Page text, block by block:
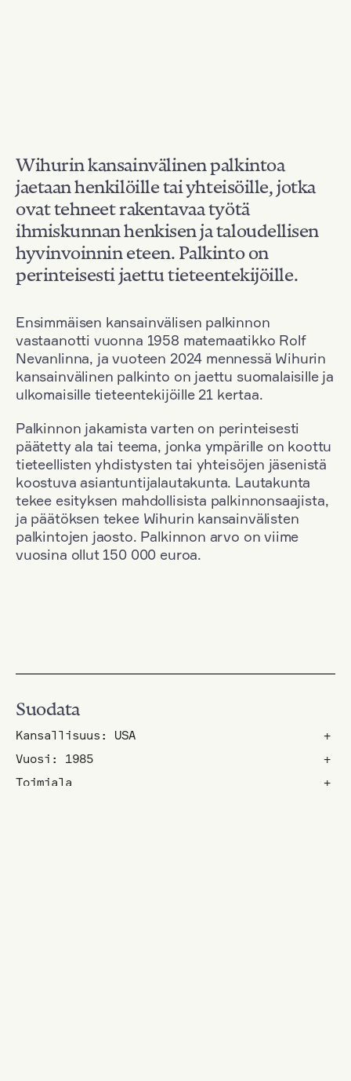
Wihurin kansainvälinen palkintoa
jaetaan henkilöille tai yhteisöille, jotka
ovat tehneet rakentavaa työtä
ihmiskunnan henkisen ja taloudellisen
hyvinvoinnin eteen. Palkinto on
perinteisesti jaettu tieteentekijöille.
Ensimmäisen kansainvälisen palkinnon
vastaanotti vuonna 1958 matemaatikko Rolf
Nevanlinna, ja vuoteen 2024 mennessä Wihurin
kansainvälinen palkinto on jaettu suomalaisille ja
ulkomaisille tieteentekijöille 21 kertaa.
Palkinnon jakamista varten on perinteisesti
päätetty ala tai teema, jonka ympärille on koottu
tieteellisten yhdistysten tai yhteisöjen jäsenistä
koostuva asiantuntijalautakunta. Lautakunta
tekee esityksen mahdollisista palkinnonsaajista,
ja päätöksen tekee Wihurin kansainvälisten
palkintojen jaosto. Palkinnon arvo on viime
vuosina ollut 150 000 euroa.
Suodata
Kansallisuus: USA
+
Vuosi: 1985
+
Toimiala
+